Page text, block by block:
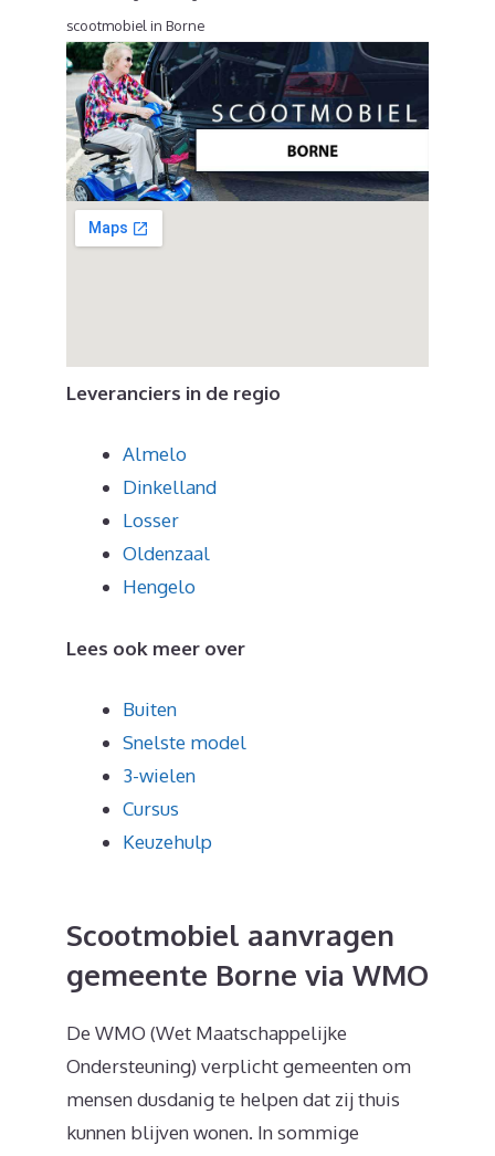
scootmobiel in Borne
Leveranciers in de regio
Almelo
Dinkelland
Losser
Oldenzaal
Hengelo
Lees ook meer over
Buiten
Snelste model
3-wielen
Cursus
Keuzehulp
Scootmobiel aanvragen
gemeente Borne via WMO
De WMO (Wet Maatschappelijke
Ondersteuning) verplicht gemeenten om
mensen dusdanig te helpen dat zij thuis
kunnen blijven wonen. In sommige